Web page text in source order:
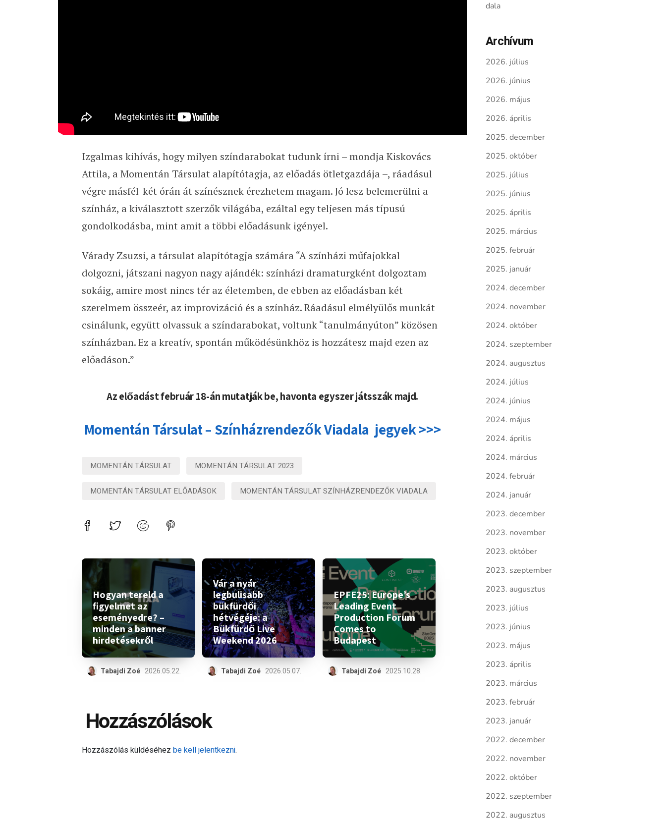
Izgalmas kihívás, hogy milyen színdarabokat tudunk írni – mondja Kiskovács
Attila, a Momentán Társulat alapítótagja, az előadás ötletgazdája –, ráadásul
végre másfél-két órán át színésznek érezhetem magam. Jó lesz belemerülni a
színház, a kiválasztott szerzők világába, ezáltal egy teljesen más típusú
gondolkodásba, mint amit a többi előadásunk igényel.
Várady Zsuzsi, a társulat alapítótagja számára “A színházi műfajokkal
dolgozni, játszani nagyon nagy ajándék: színházi dramaturgként dolgoztam
sokáig, amire most nincs tér az életemben, de ebben az előadásban két
szerelmem összeér, az improvizáció és a színház. Ráadásul elmélyülős munkát
csinálunk, együtt olvassuk a színdarabokat, voltunk “tanulmányúton” közösen
színházban. Ez a kreatív, spontán működésünkhöz is hozzátesz majd ezen az
előadáson.”
Az előadást február 18-án mutatják be, havonta egyszer játsszák majd.
Momentán Társulat – Színházrendezők Viadala jegyek >>>
MOMENTÁN TÁRSULAT MOMENTÁN TÁRSULAT 2023
MOMENTÁN TÁRSULAT ELŐADÁSOK MOMENTÁN TÁRSULAT SZÍNHÁZRENDEZŐK VIADALA
Hogyan tereld a
figyelmet az
eseményedre? –
minden a banner
hirdetésekről
Tabajdi Zoé 2026.05.22.
Vár a nyár
legbulisabb
bükfürdői
hétvégéje: a
Bükfürdő Live
Weekend 2026
Tabajdi Zoé 2026.05.07.
EPFE25: Europe’s
Leading Event
Production Forum
Comes to
Budapest
Tabajdi Zoé 2025.10.28.
Hozzászólások
Hozzászólás küldéséhez be kell jelentkezni.
dala
Archívum
2026. július
2026. június
2026. május
2026. április
2025. december
2025. október
2025. július
2025. június
2025. április
2025. március
2025. február
2025. január
2024. december
2024. november
2024. október
2024. szeptember
2024. augusztus
2024. július
2024. június
2024. május
2024. április
2024. március
2024. február
2024. január
2023. december
2023. november
2023. október
2023. szeptember
2023. augusztus
2023. július
2023. június
2023. május
2023. április
2023. március
2023. február
2023. január
2022. december
2022. november
2022. október
2022. szeptember
2022. augusztus